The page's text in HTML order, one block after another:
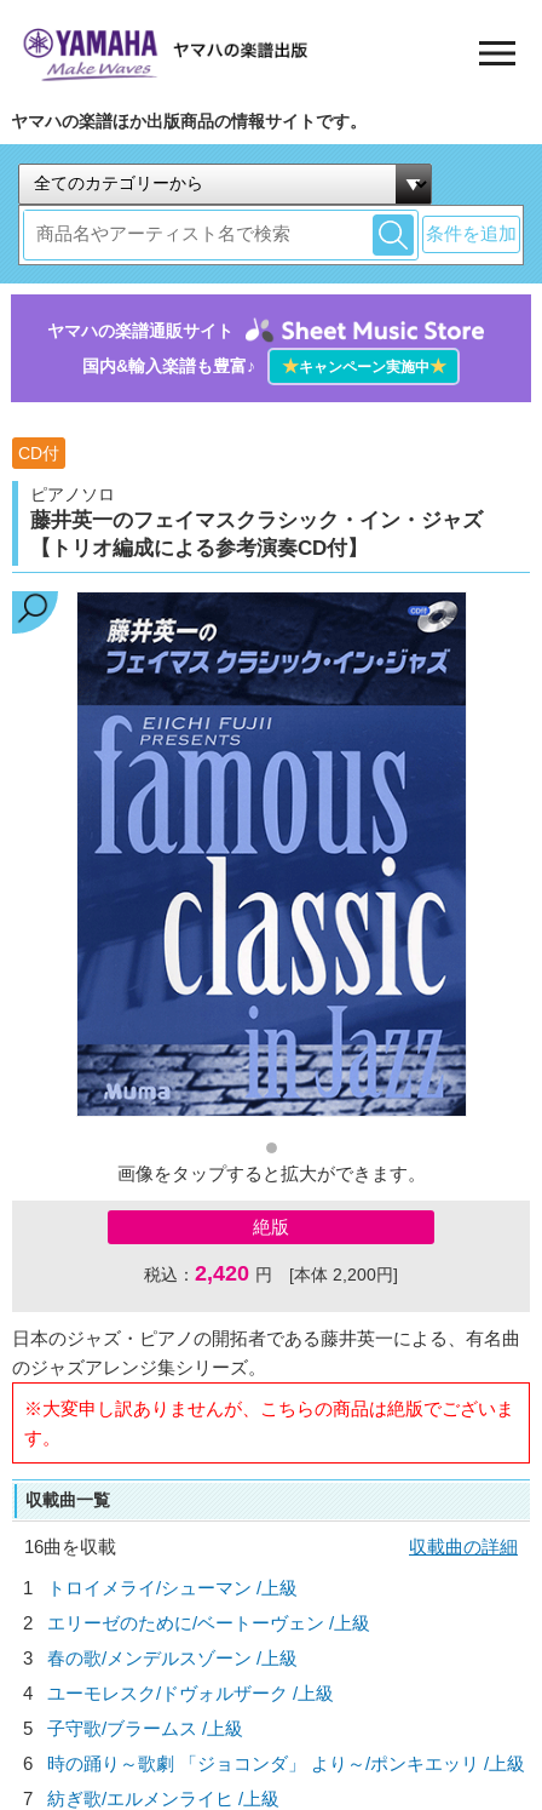
ヤマハの楽譜ほか出版商品の情報サイトです。
条件を追加
ヤマハの楽譜通販サイト
国内&輸入楽譜も豊富♪
★キャンペーン実施中★
CD付
ピアノソロ
藤井英一のフェイマスクラシック・イン・ジャズ
【トリオ編成による参考演奏CD付】
画像をタップすると拡大ができます。
絶版
税込： 2,420 円 [本体 2,200円]
日本のジャズ・ピアノの開拓者である藤井英一による、有名曲
のジャズアレンジ集シリーズ。
※大変申し訳ありませんが、こちらの商品は絶版でございま
す。
収載曲一覧
16曲を収載
収載曲の詳細
1
トロイメライ/シューマン /上級
2
エリーゼのために/ベートーヴェン /上級
3
春の歌/ メンデルスゾーン /上級
4
ユーモレスク/ ドヴォルザーク /上級
5
子守歌/ブラームス /上級
6
時の踊り～歌劇 「ジョコンダ」 より～/ポンキエッリ /上級
7
紡ぎ歌/エルメンライヒ /上級